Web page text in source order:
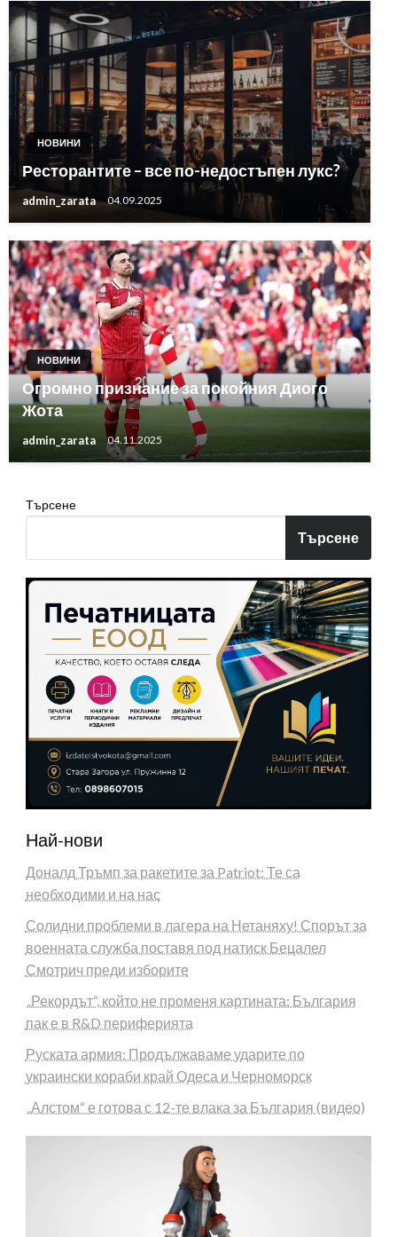
НОВИНИ
Ресторантите – все по-недостъпен лукс?
admin_zarata 04.09.2025
НОВИНИ
Огромно признание за покойния Диого
Жота
admin_zarata 04.11.2025
Търсене
Търсене
Най-нови
Доналд Тръмп за ракетите за Patriot: Те са
необходими и на нас
Солидни проблеми в лагера на Нетаняху! Спорът за
военната служба поставя под натиск Бецалел
Смотрич преди изборите
„Рекордът“, който не променя картината: България
пак е в R&D периферията
Руската армия: Продължаваме ударите по
украински кораби край Одеса и Черноморск
„Алстом“ е готова с 12-те влака за България (видео)